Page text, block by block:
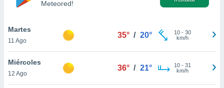
aceptar
de
sitio
En
Meteored!
Martes
11 Ago
35° / 20° 10- 30
km/h
Miércoles
12 Ago
36° / 21° 10- 31
km/h